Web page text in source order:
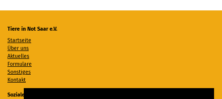
Tiere in Not Saar e.V.
Startseite
Über uns
Aktuelles
Formulare
Sonstiges
Kontakt
Soziale Medien